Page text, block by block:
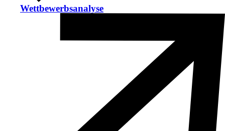
Wettbewerbsanalyse